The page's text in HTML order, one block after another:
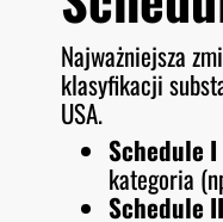
Najważniejsza
klasyfikacji
USA.
Schedule I
kategoria
Schedule